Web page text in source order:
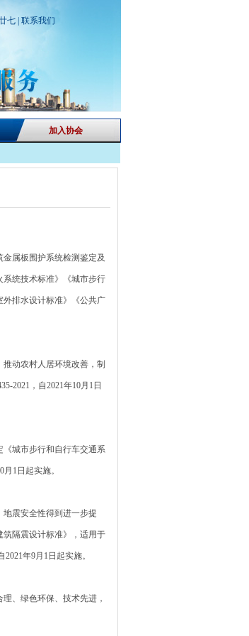
七 | 联系我们
加入协会
属板围护系统检测鉴定及
统技术标准》《城市步行
排水设计标准》《公共广
动农村人居环境改善，制
2021，自2021年10月1日
城市步行和自行车交通系
1日起实施。
震安全性得到进一步提
隔震设计标准》，适用于
年9月1日起实施。
、绿色环保、技术先进，